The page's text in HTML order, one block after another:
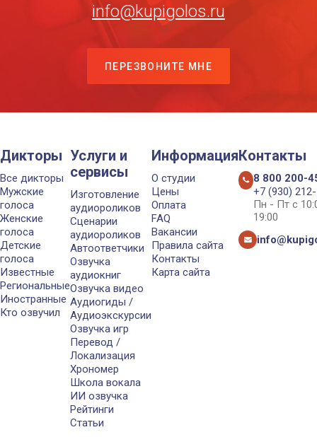
info@kupigolos.ru
ПЕРЕЗВОНИТЕ МНЕ
Дикторы
Все дикторы
Мужские
голоса
Женские
голоса
Детские
голоса
Известные
Региональные
Иностранные
Кто озвучил
Услуги и
сервисы
Изготовление
аудиороликов
Сценарии
аудиороликов
Автоответчики
Озвучка
аудиокниг
Озвучка видео
Аудиогиды /
Аудиоэкскурсии
Озвучка игр
Перевод /
Локализация
Хрономер
Школа вокала
ИИ озвучка
Рейтинги
Статьи
Информация
О студии
Цены
Оплата
FAQ
Вакансии
Правила сайта
Контакты
Карта сайта
Контакты
8 800 200-
+7 (930)
Пн - Пт с
19:00